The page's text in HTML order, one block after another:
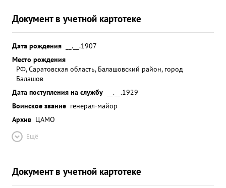
Документ в учетной картотеке
Дата рождения
__.__.1907
Место рождения
РФ, Саратовская область, Балашовский район, город
Балашов
Дата поступления на службу
__.__.1929
Воинское звание генерал-майор
Архив ЦАМО
Ещё
Документ в учетной картотеке